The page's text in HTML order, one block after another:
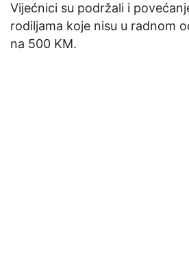
Vijećnici su podržali i
rodiljama koje nisu u radnom
na 500 KM.